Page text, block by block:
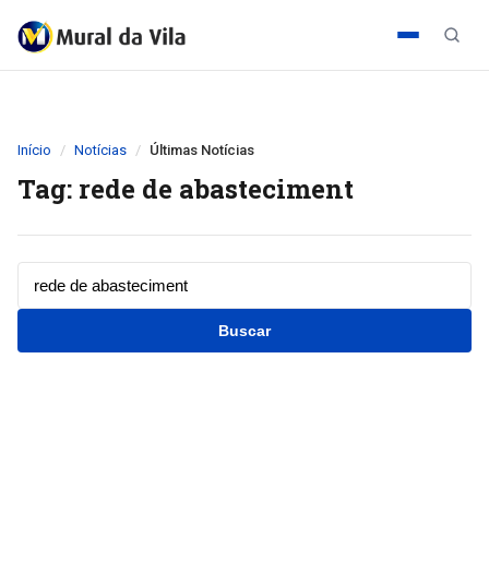
Início Notícias Últimas Notícias
Tag: rede de abasteciment
Buscar